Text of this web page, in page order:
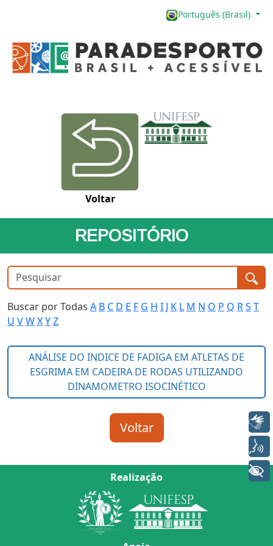
Português (Brasil)
Voltar
REPOSITÓRIO
Buscar por Todas A B C D E F G H I J K L M N O P Q RS T
U VWXYZ
Realização